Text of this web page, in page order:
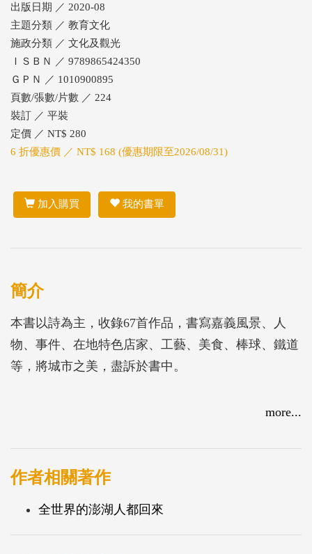
出版日期 ／ 2020-08
主題分類 ／ 教育文化
施政分類 ／ 文化及觀光
ＩＳＢＮ ／ 9789865424350
ＧＰＮ ／ 1010900895
頁數/張數/片數 ／ 224
裝訂 ／ 平裝
定價 ／ NT$ 280
6 折優惠價 ／ NT$ 168 (優惠期限至2026/08/31)
加入購買 我的書單
簡介
本書以詩為主，收錄67首作品，書寫嘉義風景、人
物、事件、在地特色店家、工藝、美食、棒球、鐵道
等，將城市之美，盡訴於書中。
more...
作者相關著作
全世界的澎湖人都回來